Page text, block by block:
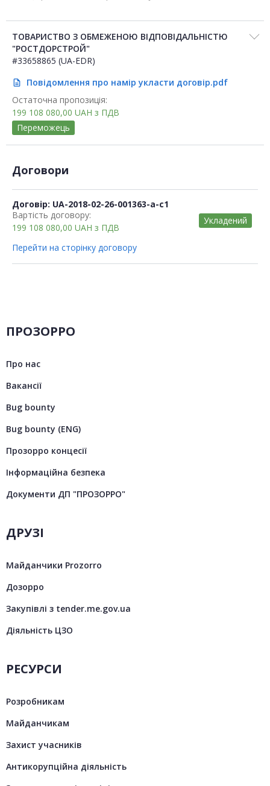
ТОВАРИСТВО З ОБМЕЖЕНОЮ ВІДПОВІДАЛЬНІСТЮ
"РОСТДОРСТРОЙ"
#33658865 (UA-EDR)
description
Повідомлення про намір укласти договір.pdf
Остаточна пропозиція:
199 108 080,00 UAH з ПДВ
Переможець
Договори
Договір: UA-2018-02-26-001363-a-c1
Вартість договору:
199 108 080,00 UAH з ПДВ
Укладений
Перейти на сторінку договору
ПРОЗОРРО
Про нас
Вакансії
Bug bounty
Bug bounty (ENG)
Прозорро концесії
Інформаційна безпека
Документи ДП "ПРОЗОРРО"
ДРУЗІ
Майданчики Prozorro
Дозорро
Закупівлі з tender.me.gov.ua
Діяльність ЦЗО
РЕСУРСИ
Розробникам
Майданчикам
Захист учасників
Антикорупційна діяльність